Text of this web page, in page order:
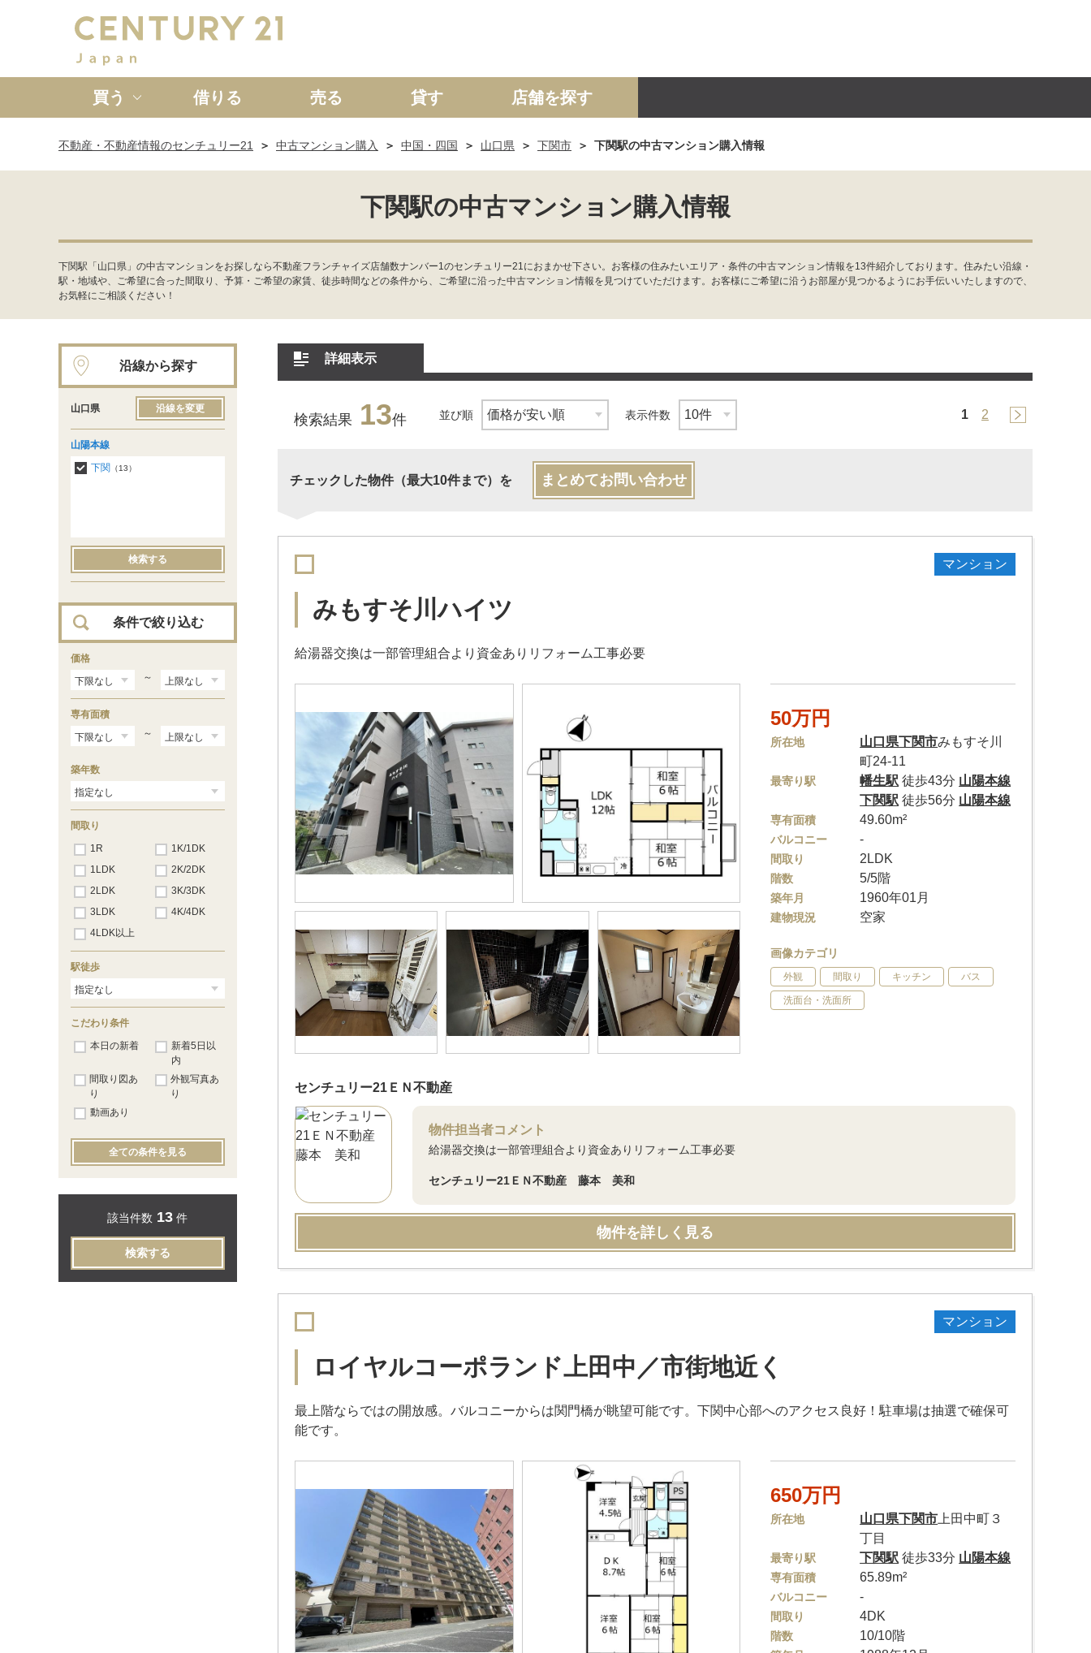
買う
新築一戸建て 中古一戸建て マンション 土地 事業投資用
借りる 売る 貸す 店舗を探す
不動産・不動産情報のセンチュリー21 中古マンション購入 中国・四国 山口県 下関市 下関駅の中古マンション購入情報
下関駅の中古マンション購入情報
下関駅「山口県」の中古マンションをお探しなら不動産フランチャイズ店舗数ナンバー1のセンチュリー21におまかせ下さい。お客様の住みたいエリア・条件の中古マンション情報を13件紹介しております。住みたい沿線・
駅・地域や、ご希望に合った間取り、予算・ご希望の家賃、徒歩時間などの条件から、ご希望に沿った中古マンション情報を見つけていただけます。お客様にご希望に沿うお部屋が見つかるようにお手伝いいたしますので、
お気軽にご相談ください！
詳細表示
検索結果 13件 並び順 表示件数 1 2
チェックした物件（最大10件まで）を まとめてお問い合わせ
マンション
みもすそ川ハイツ
給湯器交換は一部管理組合より資金ありリフォーム工事必要
50万円
所在地 山口県下関市みもすそ川
町24-11
最寄り駅 幡生駅 徒歩43分 山陽本線
下関駅 徒歩56分 山陽本線
専有面積 49.60m²
バルコニー -
間取り 2LDK
階数 5/5階
築年月 1960年01月
建物現況 空家
画像カテゴリ
外観 間取り キッチン バス
洗面台・洗面所
センチュリー21ＥＮ不動産
物件担当者コメント
給湯器交換は一部管理組合より資金ありリフォーム工事必要
センチュリー21ＥＮ不動産 藤本 美和
物件を詳しく見る
マンション
ロイヤルコーポランド上田中／市街地近く
最上階ならではの開放感。バルコニーからは関門橋が眺望可能です。下関中心部へのアクセス良好！駐車場は抽選で確保可
能です。
650万円
所在地 山口県下関市 上田中町３
丁目
最寄り駅 下関駅 徒歩33分 山陽本線
専有面積 65.89m²
バルコニー -
間取り 4DK
階数 10/10階
沿線から探す
山口県 沿線を変更
山陽本線
下関 （13）
検索する
条件で絞り込む
価格
～
専有面積
～
築年数
間取り
1R
1K/1DK
1LDK
2K/2DK
2LDK
3K/3DK
3LDK
4K/4DK
4LDK以上
駅徒歩
こだわり条件
本日の新着
新着5日以
内
間取り図あ
り
外観写真あ
り
動画あり
全ての条件を見る
該当件数 13 件
検索する